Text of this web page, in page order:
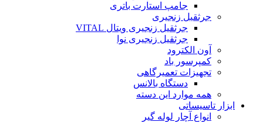
جامپ استارت باتری
جرثقیل زنجیری
جرثقیل زنجیری ویتال VITAL
جرثقیل زنجیری نوا
آون الکترود
کمپرسور باد
تجهیزات تعمیرگاهی
دستگاه بالانس
همه موارد این دسته
ابزار تاسیساتی
انواع آچار لوله گیر